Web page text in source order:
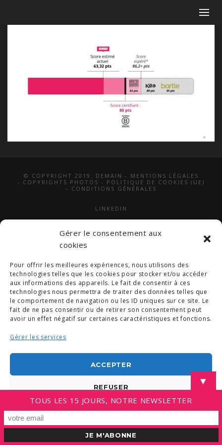
Gérer le consentement aux
cookies
Pour offrir les meilleures expériences, nous utilisons des
technologies telles que les cookies pour stocker et/ou accéder
aux informations des appareils. Le fait de consentir à ces
technologies nous permettra de traiter des données telles que
le comportement de navigation ou les ID uniques sur ce site. Le
fait de ne pas consentir ou de retirer son consentement peut
avoir un effet négatif sur certaines caractéristiques et fonctions.
Gérer les services
ACCEPTER
REFUSER
VOIR LES PRÉFÉRENCES
Politique de cookies
© COPYRIGHT 2019. DEMAIN - MENTIONS LÉGALES
- COPYRIGHTS PHOTOS - POLITIQUE DE COOKIES (UE)
- CONDITIONS GÉNÉRALES
LINKEDIN
▼
TOUS LES 15 JOURS, NOTRE NEWSLETTER